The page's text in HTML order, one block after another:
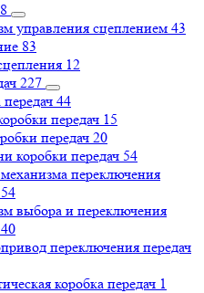
управления сцеплением 43
83
12
227
44
передач 15
передач 20
коробки передач 54
переключения
54
выбора и переключения
40
переключения передач
коробка передач 1